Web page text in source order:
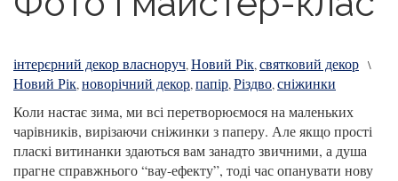
інтерєрний декор власноруч,Новий Рік,святковий декор \
Новий Рік,новорічний декор,папір,Різдво,сніжинки
Коли настає зима, ми всі перетворюємося на маленьких
чарівників, вирізаючи сніжинки з паперу. Але якщо прості
пласкі витинанки здаються вам занадто звичними, а душа
прагне справжнього “вау-ефекту”, тоді час опанувати нову